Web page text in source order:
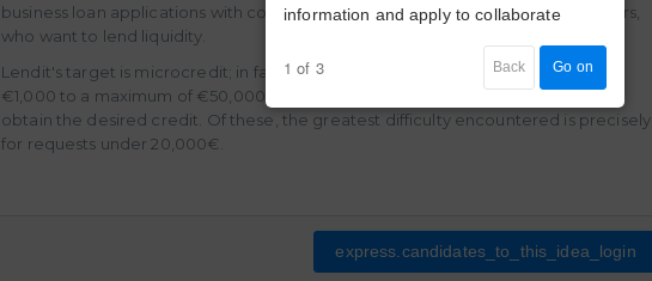
business loan applications with companies, professionals or institutional investors,
who want to lend liquidity.
Lendit's target is microcredit; in fact, the application ranges from a minimum of
€1,000 to a maximum of €50,000. To date, nearly two million businesses fail to
obtain the desired credit. Of these, the greatest difficulty encountered is precisely
for requests under 20,000€.
express.candidates_to_this_idea_login
information and apply to collaborate
1 of 3 Back Go on